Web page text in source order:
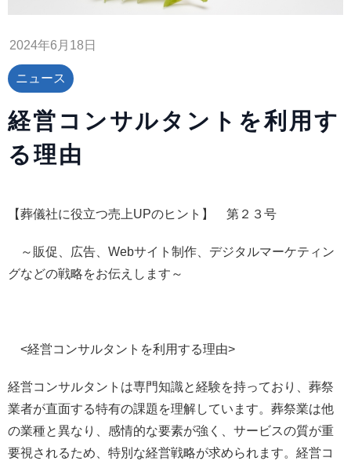
2024年6月18日
ニュース
経営コンサルタントを利用す
る理由
【葬儀社に役立つ売上UPのヒント】 第２３号
～販促、広告、Webサイト制作、デジタルマーケティン
グなどの戦略をお伝えします～
<経営コンサルタントを利用する理由>
経営コンサルタントは専門知識と経験を持っており、葬祭
業者が直面する特有の課題を理解しています。葬祭業は他
の業種と異なり、感情的な要素が強く、サービスの質が重
要視されるため、特別な経営戦略が求められます。経営コ